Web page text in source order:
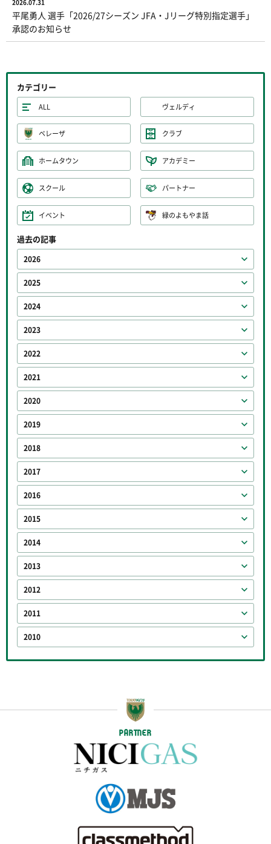
2026.07.31
平尾勇人 選手「2026/27シーズン JFA・Jリーグ特別指定選手」
承認のお知らせ
カテゴリー
ALL ヴェルディ
ベレーザ クラブ
ホームタウン アカデミー
スクール パートナー
イベント 緑のよもやま話
過去の記事
2026
2025
2024
2023
2022
2021
2020
2019
2018
2017
2016
2015
2014
2013
2012
2011
2010
PARTNER